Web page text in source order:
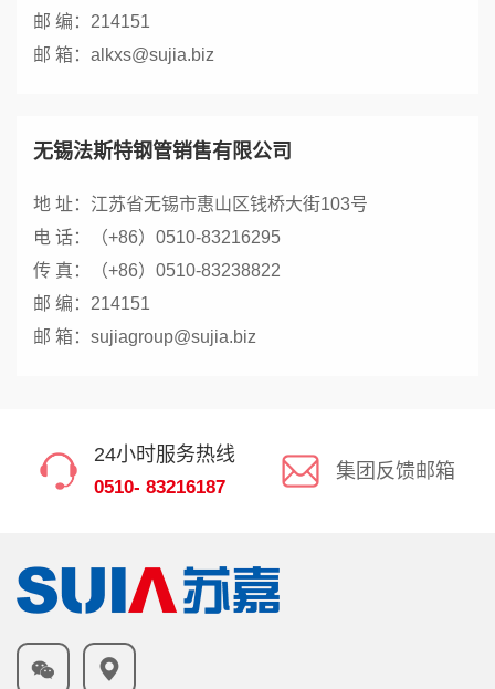
邮 编：214151
邮 箱：alkxs@sujia.biz
无锡法斯特钢管销售有限公司
地 址：江苏省无锡市惠山区钱桥大街103号
电 话：（+86）0510-83216295
传 真：（+86）0510-83238822
邮 编：214151
邮 箱：sujiagroup@sujia.biz
24小时服务热线
0510- 83216187
集团反馈邮箱